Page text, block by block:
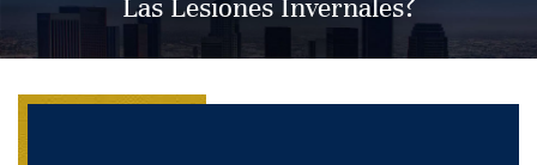
Las Lesiones Invernales?